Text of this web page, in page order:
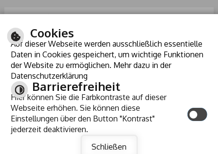
ANREISE
KONTRAST
BARRIEREFREIHEIT
Cookies
Auf dieser Webseite werden ausschließlich essentielle
Daten in Cookies gespeichert, um wichtige Funktionen
der Website zu ermöglichen. Mehr dazu in der
Datenschutzerklärung
Barrierefreiheit
Hier können Sie die Farbkontraste auf dieser
Webseite erhöhen. Sie können diese
Einstellungen über den Button "Kontrast"
jederzeit deaktivieren.
Schließen